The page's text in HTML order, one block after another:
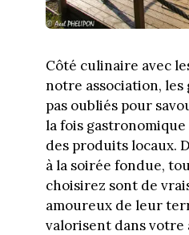
Côté culinaire avec
notre association,
pas oubliés pour
la fois
des produits locaux.
à la soirée fondue,
choisirez sont de
amoureux de leur
valorisent dans